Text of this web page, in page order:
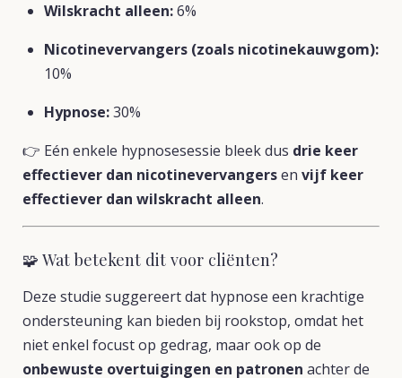
Wilskracht alleen:6%
Nicotinevervangers (zoals nicotinekauwgom):
10%
Hypnose:30%
👉 Eén enkele hypnosesessie bleek dus drie keer
effectiever dan nicotinevervangersen vijf keer
effectiever dan wilskracht alleen.
🧩 Wat betekent dit voor cliënten?
Deze studie suggereert dat hypnose een krachtige
ondersteuning kan bieden bij rookstop, omdat het
niet enkel focust op gedrag, maar ook op de
onbewuste overtuigingen en patronen achter de